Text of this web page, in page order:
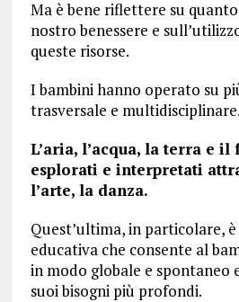
Ma è bene riflettere su
nostro benessere e
queste risorse.
I bambini hanno operato su
trasversale e multidisciplinare.
L’aria, l’acqua, la terra e
esplorati e interpretati
l’arte, la danza.
Quest’ultima, in particolare,
educativa che consente al
in modo globale e spontaneo
suoi bisogni più profondi.